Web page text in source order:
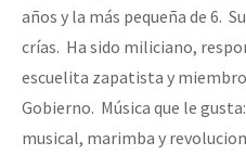
años y la más pequeña de 6.
crías. Ha sido miliciano,
escuelita zapatista y
Gobierno. Música que le
musical, marimba y